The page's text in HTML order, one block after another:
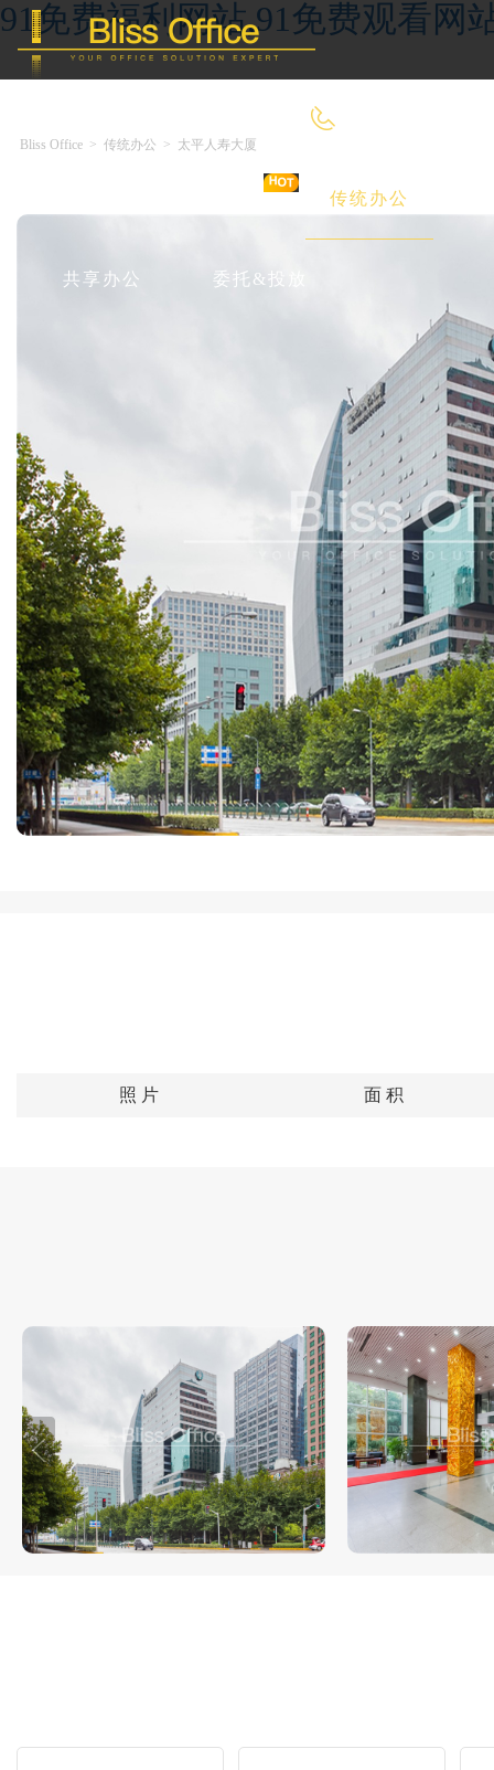
91免费福利网站,91免费观看网
传统办公
共享办公 委托&投放
Bliss Office > 传统办公 > 太平人寿大厦
照 片 面 积